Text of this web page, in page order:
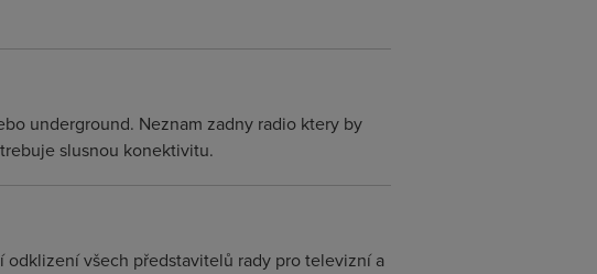
underground. Neznam zadny radio ktery by
slusnou konektivitu.
odklizení všech představitelů rady pro televizní a